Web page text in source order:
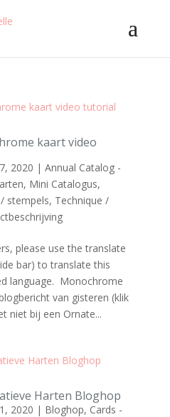
kaart video
2020 | Annual Catalog -
, Mini Catalogus,
stempels, Technique /
please use the translate
bar) to translate this
language. Monochrome
van gisteren (klik
niet bij een Ornate...
Harten Bloghop
2020 | Bloghop, Cards -